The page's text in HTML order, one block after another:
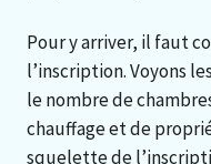
Pour y arriver, il faut
l’inscription. Voyons
le nombre de
chauffage et de
squelette de